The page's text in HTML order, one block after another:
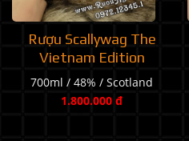
Rượu Scallywag The
Vietnam Edition
700ml / 48% / Scotland
1.800.000 đ